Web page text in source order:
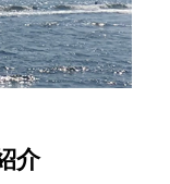
介